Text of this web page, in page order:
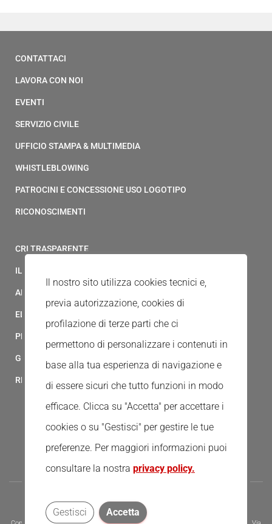
CONTATTACI
LAVORA CON NOI
EVENTI
SERVIZIO CIVILE
UFFICIO STAMPA & MULTIMEDIA
WHISTLEBLOWING
PATROCINI E CONCESSIONE USO LOGOTIPO
RICONOSCIMENTI
CRI TRASPARENTE
IL MODELLO 231 DELLA CROCE ROSSA ITALIANA
ALBO FORNITORI
ELENCO AVVOCATI
PRIVACY
GESTIONALE GAIA
RED CLOUD
Il nostro sito utilizza cookies tecnici e,
previa autorizzazione, cookies di
profilazione di terze parti che ci
permettono di personalizzare i contenuti in
base alla tua esperienza di navigazione e
di essere sicuri che tutto funzioni in modo
efficace. Clicca su "Accetta" per accettare i
cookies o su "Gestisci" per gestire le tue
preferenze. Per maggiori informazioni puoi
consultare la nostra privacy policy.
Accetta
Gestisci